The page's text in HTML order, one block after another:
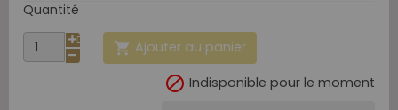
Quantité
 Ajouter au panier
 Indisponible pour le moment